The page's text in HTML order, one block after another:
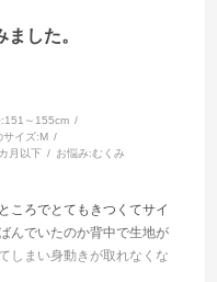
した。
151～155cm
サイズ:M
月以下 お悩み:むくみ
ころでとてもきつくてサイ
んでいたのか背中で生地が
しまい身動きが取れなくな